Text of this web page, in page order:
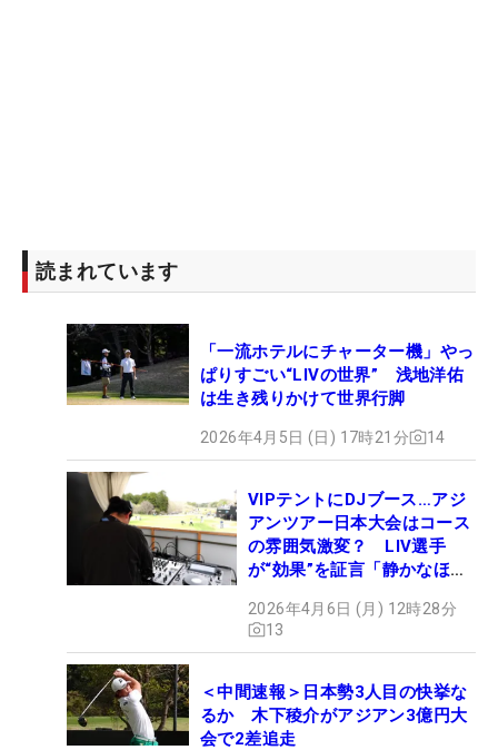
読まれています
「一流ホテルにチャーター機」やっ
ぱりすごい“LIVの世界” 浅地洋佑
は生き残りかけて世界行脚
2026年4月5日 (日) 17時21分 14
VIPテントにDJブース…アジ
アンツアー日本大会はコース
の雰囲気激変？ LIV選手
が“効果”を証言「静かなほう
2026年4月6日 (月) 12時28分
13
＜中間速報＞日本勢3人目の快挙な
るか 木下稜介がアジアン3億円大
会で2差追走